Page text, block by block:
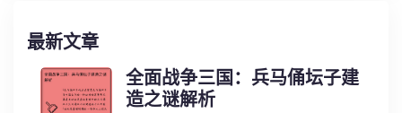
最新文章
全面战争三国：兵马俑坛子建
造之谜解析